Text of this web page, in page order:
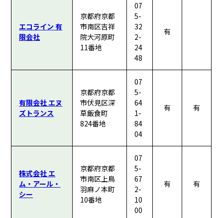
エコライン 有
限会社
京都府京都
市南区吉祥
院大河原町
11番地
07
5-
32
2-
24
48
有
有限会社 エヌ
ズトランス
京都府京都
市伏見区深
草飯食町
824番地
07
5-
64
1-
84
04
有 有
株式会社 エ
ム・アール・
シー
京都府京都
市南区上鳥
羽麻ノ本町
10番地
07
5-
67
2-
10
00
有 有